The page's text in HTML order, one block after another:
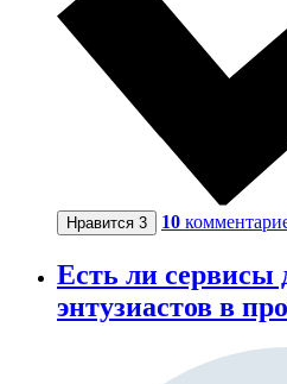
Нравится 3 10
Есть ли сервисы
энтузиастов в